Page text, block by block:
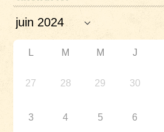
L M M J
27 28 29 30
3 4 5 6